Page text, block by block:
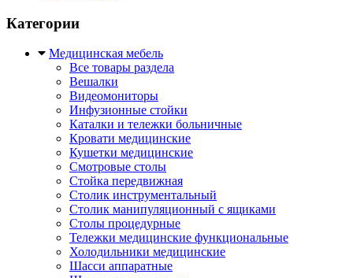
Категории
Медицинская мебель
Все товары раздела
Вешалки
Видеомониторы
Инфузионные стойки
Каталки и тележки больничные
Кровати медицинские
Кушетки медицинские
Смотровые столы
Стойка передвижная
Столик инструментальный
Столик манипуляционный с ящиками
Столы процедурные
Тележки медицинские функциональные
Холодильники медицинские
Шасси аппаратные